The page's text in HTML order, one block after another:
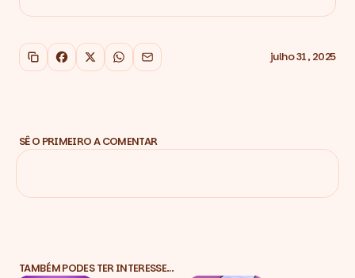
Copiar link
Facebook
X WhatsApp
Email julho 31, 2025
SÊ O PRIMEIRO A COMENTAR
TAMBÉM PODES TER INTERESSE…